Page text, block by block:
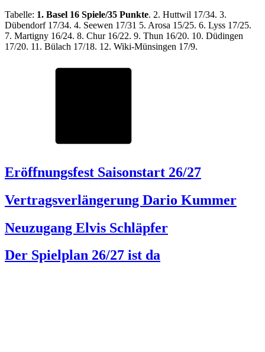
Tabelle: 1. Basel 16 Spiele/35 Punkte. 2. Huttwil 17/34. 3.
Dübendorf 17/34. 4. Seewen 17/31 5. Arosa 15/25. 6. Lyss 17/25.
7. Martigny 16/24. 8. Chur 16/22. 9. Thun 16/20. 10. Düdingen
17/20. 11. Bülach 17/18. 12. Wiki-Münsingen 17/9.
Eröffnungsfest Saisonstart 26/27
Vertragsverlängerung Dario Kummer
Neuzugang Elvis Schläpfer
Der Spielplan 26/27 ist da